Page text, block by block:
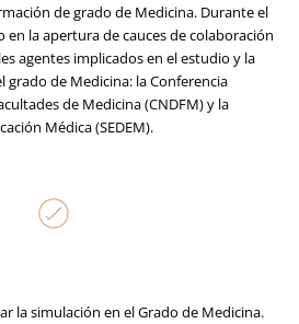
de grado de Medicina. Durante el
en la apertura de cauces de colaboración
agentes implicados en el estudio y la
grado de Medicina: la Conferencia
de Medicina (CNDFM) y la
Médica (SEDEM).
la simulación en el Grado de Medicina.